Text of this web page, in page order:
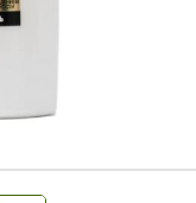
Ольга Кузяева